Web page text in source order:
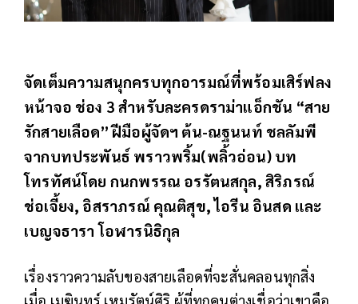
จัดเต็มความสนุกครบทุกอารมณ์ที่พร้อมเสิร์ฟลง
หน้าจอ ช่อง 3 สำหรับละครดราม่าแอ็กชัน “สาย
รักสายเลือด” ฝีมือผู้จัดฯ ต้น-ณฐนนท์ ชลลัมพี
จากบทประพันธ์ พราวพริ้ม(พลิ้วอ่อน) บท
โทรทัศน์โดย กนกพรรณ อรรัตนสกุล, สิริภรณ์
ช่อเจี้ยง, อิสราภรณ์ คุณติสุข, ไอรีน อินสด และ
เบญจธารา โอฬารนิธิกุล
เรื่องราวความลับของสายเลือดที่จะสั่นคลอนทุกสิ่ง
เมื่อ เมฆินทร์ เหมรัตน์ศิริ ผู้ที่ทุกคนต่างเชื่อว่าเขาคือ